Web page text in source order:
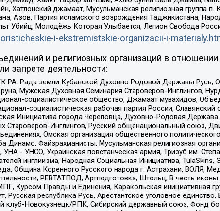
Хатлонский джамаат, Мусульманская религиозная группа
Азов, Партия исламского возрождения Таджикистана,
Убийц, Молодёжь Которая Улыбается, Легион Свобода
i-ekstremistskie-organizacii-i-
и религиозных организаций в
запрете деятельности:
РА, Рада земли Кубанской Духовно Родовой Державы Русь,
Мужская Духовная Семинария Староверов-Инглингов,
социалистическое общество, Джамаат мувахидов,
социалистическая рабочая партия России,
Инициатива города Череповца, Духовно-Родовая
Староверов-Инглингов, Русский общенациональный союз,
Омская организация общественного
Динамо, Файзрахманисты, Мусульманская религиозная
- УНСО, Украинская повстанческая армия, Тризуб им.
инглиизма, Народная Социальная Инициатива,
Община Коренного Русского народа г. Астрахани, ВОЛЯ,
РЕВТАТПОД, Артподготовка, Штольц, В честь
Курсом Правды и Единения, Каракольская инициативная
Русская республика Русь, Арестантское уголовное
клуб-Новокузнецк/РПК, Сибирский державный союз, Фонд